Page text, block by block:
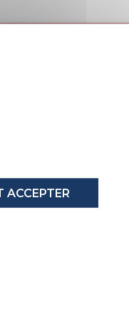
Oreiller
et
ACCEPTER